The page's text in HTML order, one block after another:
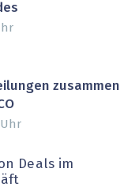
zusammen
Uhr
Deals im